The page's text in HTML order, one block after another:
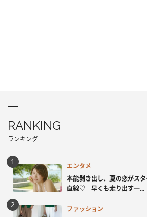
RANKING
ランキング
エンタメ
本能剥き出し、夏の恋がス
直線♡ 早くも走り出す一...
ファッション